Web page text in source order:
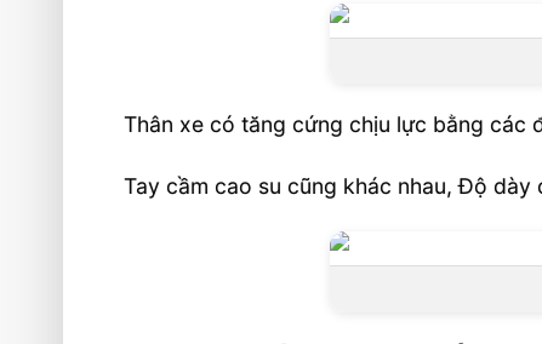
Thân xe có tăng cứng chịu lực bằng các
Tay cầm cao su cũng khác nhau, Độ